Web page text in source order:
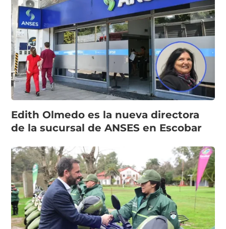
Edith Olmedo es la nueva directora
de la sucursal de ANSES en Escobar